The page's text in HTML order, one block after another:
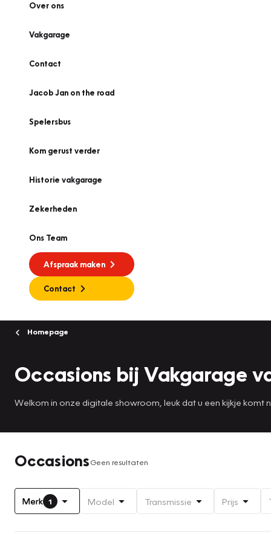
Over ons
Vakgarage
Contact
Jacob Jan on the road
Spelersbus
Kom gerust verder
Historie vakgarage
Zekerheden
Ons Team
Afspraak maken
Contact
Homepage
Occasions bij Vakgarage
Welkom in onze digitale showroom, leuk dat u een kijkje komt
OccasionsGeen resultaten
Merk 1 Model Transmissie Prijs